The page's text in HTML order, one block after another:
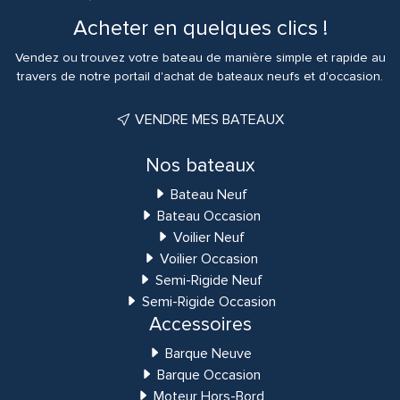
MODELE : LEADER 30
LONGUEUR HORS TOUT : 9.23 M
LONGUEUR COQUE : 7,76 M
MAITRE BAU : 2,98 M
TIRANT D’EAU : 0.60 M
Acheter en quelques clics !
Vendez ou trouvez votre bateau de manière simple et rapide au
travers de notre portail d'achat de bateaux neufs et d'occasion.
VENDRE MES BATEAUX
Nos bateaux
Bateau Neuf
Bateau Occasion
Voilier Neuf
Voilier Occasion
Semi-Rigide Neuf
Semi-Rigide Occasion
Accessoires
Barque Neuve
Barque Occasion
Moteur Hors-Bord